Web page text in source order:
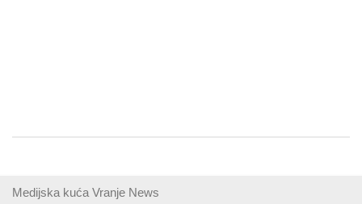
Medijska kuća Vranje News